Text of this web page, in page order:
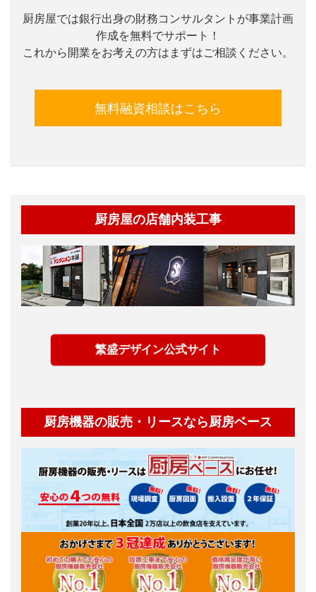
厨房屋では銀行出身の財務コンサルタントが事業計画
作成を無料でサポート！
これから開業をお考えの方はまずはご相談ください。
無料融資相談はこちら
厨房屋の店舗内装工事
繁盛デザイン公式サイト
厨房機器の販売・リースなら厨房ベース